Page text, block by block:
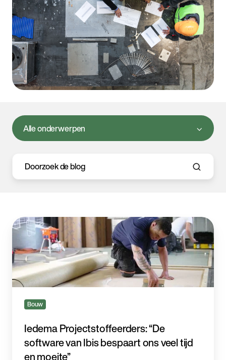
Alle onderwerpen
Iedema
Projectstoffeerders:
“De
software
van
Ibis
bespaart
ons
veel
moeite”
Bouw
Iedema Projectstoffeerders: “De
software van Ibis bespaart ons veel tijd
en moeite”